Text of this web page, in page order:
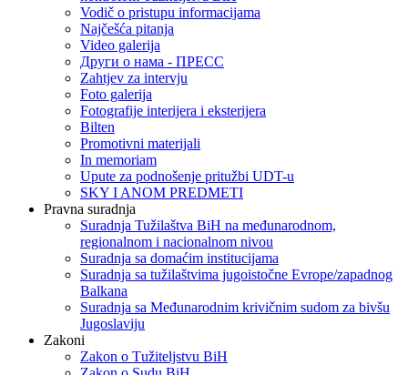
Vodič o pristupu informacijama
Najčešća pitanja
Video galerija
Други о нама - ПРЕСC
Zahtjev za intervju
Foto galerija
Fotografije interijera i eksterijera
Bilten
Promotivni materijali
In memoriam
Upute za podnošenje pritužbi UDT-u
SKY I ANOM PREDMETI
Pravna suradnja
Suradnja Tužilaštva BiH na međunarodnom,
regionalnom i nacionalnom nivou
Suradnja sa domaćim institucijama
Suradnja sa tužilaštvima jugoistočne Evrope/zapadnog
Balkana
Suradnja sa Međunarodnim krivičnim sudom za bivšu
Jugoslaviju
Zakoni
Zakon o Тužiteljstvu BiH